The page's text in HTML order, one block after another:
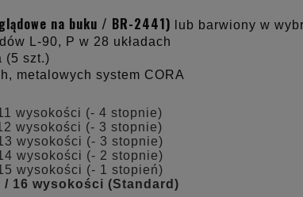
na buku / BR-2441) lub barwiony w
L-90, P w 28 układach
(5 szt.)
metalowych system CORA
wysokości (- 4 stopnie)
wysokości (- 3 stopnie)
wysokości (- 3 stopnie)
wysokości (- 2 stopnie)
wysokości (- 1 stopień)
/ 16 wysokości (Standard)